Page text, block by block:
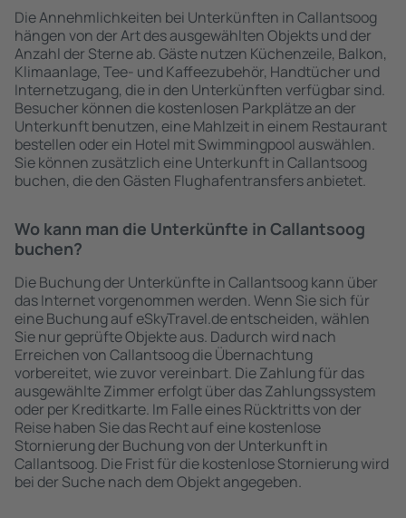
Die Annehmlichkeiten bei Unterkünften in Callantsoog
hängen von der Art des ausgewählten Objekts und der
Anzahl der Sterne ab. Gäste nutzen Küchenzeile, Balkon,
Klimaanlage, Tee- und Kaffeezubehör, Handtücher und
Internetzugang, die in den Unterkünften verfügbar sind.
Besucher können die kostenlosen Parkplätze an der
Unterkunft benutzen, eine Mahlzeit in einem Restaurant
bestellen oder ein Hotel mit Swimmingpool auswählen.
Sie können zusätzlich eine Unterkunft in Callantsoog
buchen, die den Gästen Flughafentransfers anbietet.
Wo kann man die Unterkünfte in Callantsoog
buchen?
Die Buchung der Unterkünfte in Callantsoog kann über
das Internet vorgenommen werden. Wenn Sie sich für
eine Buchung auf eSkyTravel.de entscheiden, wählen
Sie nur geprüfte Objekte aus. Dadurch wird nach
Erreichen von Callantsoog die Übernachtung
vorbereitet, wie zuvor vereinbart. Die Zahlung für das
ausgewählte Zimmer erfolgt über das Zahlungssystem
oder per Kreditkarte. Im Falle eines Rücktritts von der
Reise haben Sie das Recht auf eine kostenlose
Stornierung der Buchung von der Unterkunft in
Callantsoog. Die Frist für die kostenlose Stornierung wird
bei der Suche nach dem Objekt angegeben.